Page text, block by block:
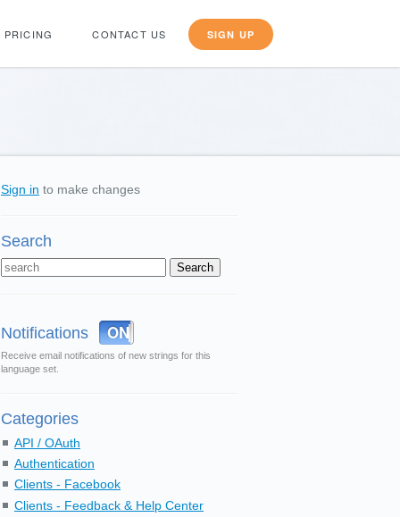
PRICING CONTACT US SIGN UP
Sign in to make changes
Search
Notifications OFF
ON
Receive email notifications of new strings for this
language set.
Categories
API / OAuth
Authentication
Clients - Facebook
Clients - Feedback & Help Center